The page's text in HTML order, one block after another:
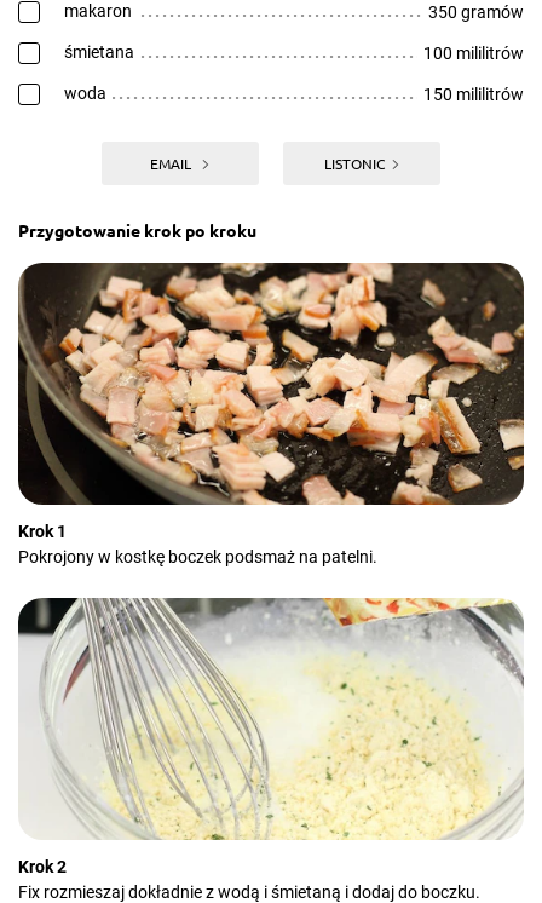
makaron 350 gramów
śmietana 100 mililitrów
woda 150 mililitrów
EMAIL LISTONIC
Przygotowanie krok po kroku
Krok 1
Pokrojony w kostkę boczek podsmaż na patelni.
Krok 2
Fix rozmieszaj dokładnie z wodą i śmietaną i dodaj do boczku.